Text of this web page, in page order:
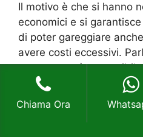
Il motivo è che si hanno
economici e si
di poter gareggiare
avere costi eccessivi.
non sempre è
diverse problematiche
parlando sempre di costi
Compro Moto Carlo
Chiama Ora